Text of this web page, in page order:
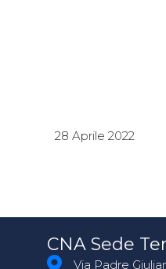
28 Aprile 2022
CNA Sede
Via Padre